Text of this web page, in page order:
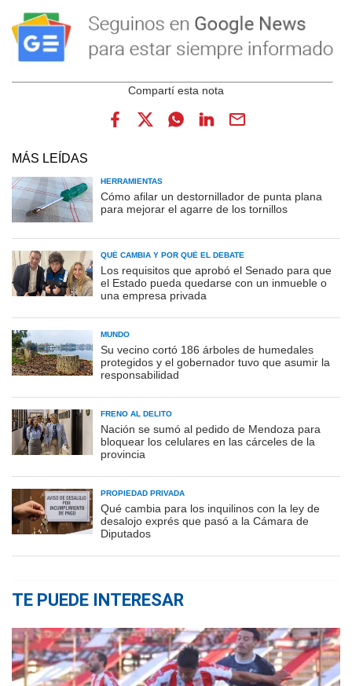
MÁS LEÍDAS
HERRAMIENTAS
Cómo afilar un destornillador de punta plana
para mejorar el agarre de los tornillos
QUÉ CAMBIA Y POR QUÉ EL DEBATE
Los requisitos que aprobó el Senado para que
el Estado pueda quedarse con un inmueble o
una empresa privada
MUNDO
Su vecino cortó 186 árboles de humedales
protegidos y el gobernador tuvo que asumir la
responsabilidad
FRENO AL DELITO
Nación se sumó al pedido de Mendoza para
bloquear los celulares en las cárceles de la
provincia
PROPIEDAD PRIVADA
Qué cambia para los inquilinos con la ley de
desalojo exprés que pasó a la Cámara de
Diputados
TE PUEDE INTERESAR